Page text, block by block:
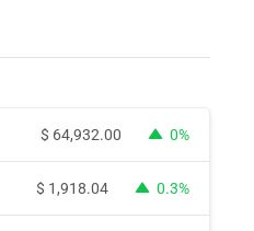
$ 64,932.00 0%
$ 1,918.04 0.3%